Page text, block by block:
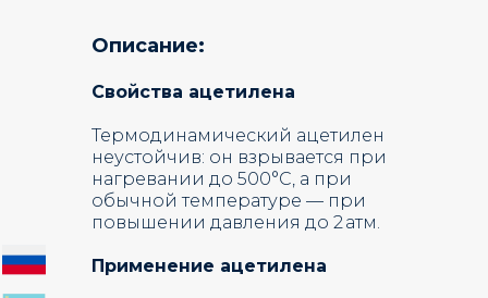
Описание:
Свойства ацетилена
Термодинамический ацетилен
неустойчив: он взрывается при
нагревании до 500°С, а при
обычной температуре — при
повышении давления до 2 атм.
Применение ацетилена